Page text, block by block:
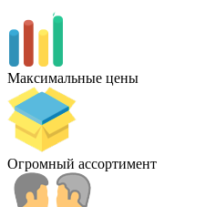
Максимальные цены
Огромный ассортимент